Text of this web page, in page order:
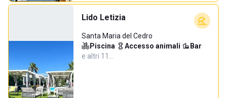
Lido Letizia
Santa Maria del Cedro
Piscina· Accesso animali· Bar·
e altri 11…